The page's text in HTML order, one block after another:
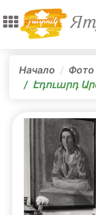
Начало
Фото
Էդուարդ